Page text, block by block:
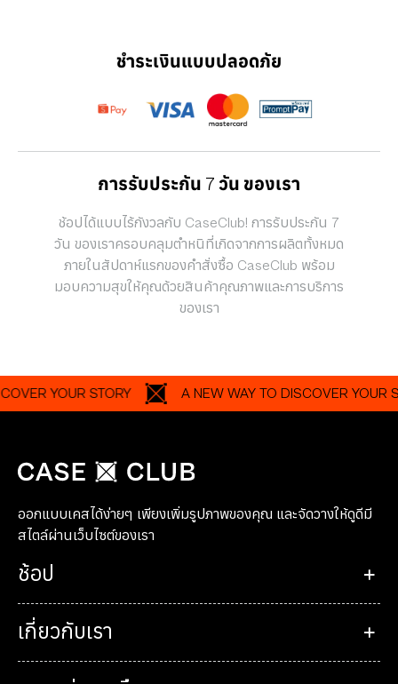
ชำระเงินแบบปลอดภัย
การรับประกัน 7 วัน ของเรา
ช้อปได้แบบไร้กังวลกับ CaseClub! การรับประกัน 7
วัน ของเราครอบคลุมตำหนิที่เกิดจากการผลิตทั้งหมด
ภายในสัปดาห์แรกของคำสั่งซื้อ CaseClub พร้อม
มอบความสุขให้คุณด้วยสินค้าคุณภาพและการบริการ
ของเรา
YOUR STORY A NEW WAY TO DISCOVER YOUR STORY
ออกแบบเคสได้ง่ายๆ เพียงเพิ่มรูปภาพของคุณ และจัดวางให้ดูดีมี
สไตล์ผ่านเว็บไซต์ของเรา
ช้อป
เกี่ยวกับเรา